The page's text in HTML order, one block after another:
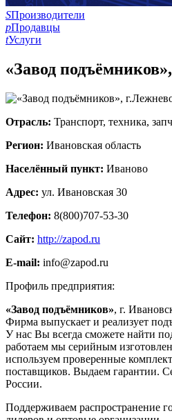
SПроизводители
pПродавцы
tУслуги
«Завод
Отрасль: Транспорт, техника,
Регион: Ивановская область
Населённый пункт: Иваново
Адрес: ул. Ивановская 30
Телефон: 8(800)707-53-30
Сайт: http://zapod.ru
E-mail: info@zapod.ru
Профиль предприятия:
«Завод подъёмников», г.
Фирма выпускает и реализует
У нас Вы всегда сможете найти
работаем мы серийным
используем проверенные
поставщиков. Выдаем гарантии.
России.
Поддерживаем распространение